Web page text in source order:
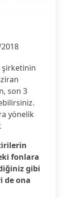
şirketinin
son 3
yönelik
fonlara
gibi
de ona